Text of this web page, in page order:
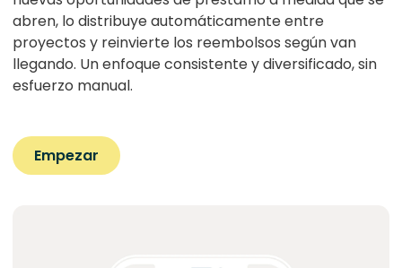
abren, lo distribuye automáticamente entre
proyectos y reinvierte los reembolsos según van
llegando. Un enfoque consistente y diversificado, sin
esfuerzo manual.
Empezar